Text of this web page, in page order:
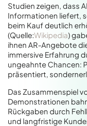
Studien zeigen, dass
Informationen liefert,
beim Kauf deutlich
(Quelle:Wikipedia)
ihnen AR-Angebote
immersive Erfahrung
ungeahnte Chancen:
präsentiert, sondern
Das Zusammenspiel
Demonstrationen
Rückgaben durch
und langfristige